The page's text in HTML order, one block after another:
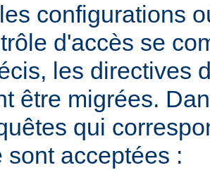
configurations
d'accès se
les directives
être migrées.
qui
sont acceptées :